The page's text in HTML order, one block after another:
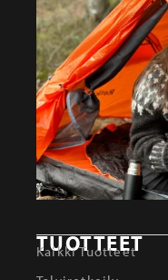
TUOTTEET
Kaikki Tuotteet